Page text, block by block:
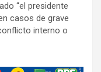
“el presidente
casos de grave
interno o